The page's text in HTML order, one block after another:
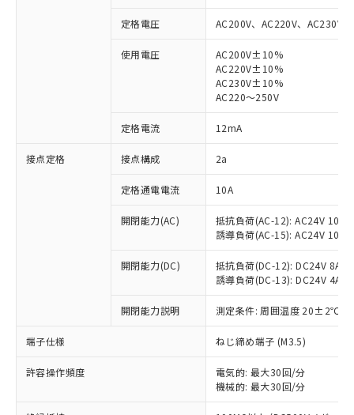
定格電圧 AC200V、AC220V、AC230V
使用電圧
AC200V±10%
AC220V±10%
AC230V±10%
AC220～250V
定格電流 12mA
接点定格 接点構成 2a
定格通電電流 10A
開閉能力(AC)
抵抗負荷(AC-12): AC24V 10A/
誘導負荷(AC-15): AC24V
開閉能力(DC)
抵抗負荷(DC-12): DC24V 8A/
誘導負荷(DC-13): DC24V 4A/
開閉能力説明 測定条件: 周囲温度 20±2℃、
端子仕様 ねじ締め端子 (M3.5)
許容操作頻度
電気的: 最大30回/分
機械的: 最大30回/分
ご利用条件
以下の条件をお読みいただき、同意のうえ
ご利用ください。
本サービスは、当社制御機器事業取扱
商品の当社在庫状況および標準価格
(税抜)を提供させていただくもので
当社制御機器事業取扱商品の中には、
ことをご了承ください。
在庫状況および標準価格照会結果は、
記載している更新日時点での社内デー
タに基づき作成されるものであり、閲
※1 対応状況
対応済み：EU RoHS指令（10物質）の
非含有に対応した製品が提供可能な商品で
対応予定：EU RoHS指令（10物質）の非含
有に対応した製品に切り替える予定のある
対応予定なし：EU RoHS指令（10物質）の
非含有に非対応の商品で、対応品を出す予
定はありません。
調査・確認中：EU RoHS指令（10物質）の
非含有の対応状況を調査中または確認中の
非該当品：ライセンス料など無形物で、有
害物質有無と関係のない商品です。
仕入先様の事情により、非含有部品として
いたものが、含有品と判明した場合などや
むを得ず変更することがあります。
鉛(Pb) 1000ppm以下、 水銀(Hg) 1000ppm以下、 カド
※1 中国RoHS○×表
「○」：最大均質材料含有率が中国RoHSの
基準値以下であることを示します。
「×」：最大均質材料含有率が中国RoHSの
基準値を超えていることを示します。
「－」：未確認です。当社販売部門へお問
い合わせください。
*中国RoHS10物質の基準値 (GB/T26572)：
当社は、これら貴社製品のうち、外国
為替および外国貿易法に定める商品
（以下｢規制貨物等」という）を輸出
または国外への提供する場合は、日本
国政府の輸出許可(または役務取引許